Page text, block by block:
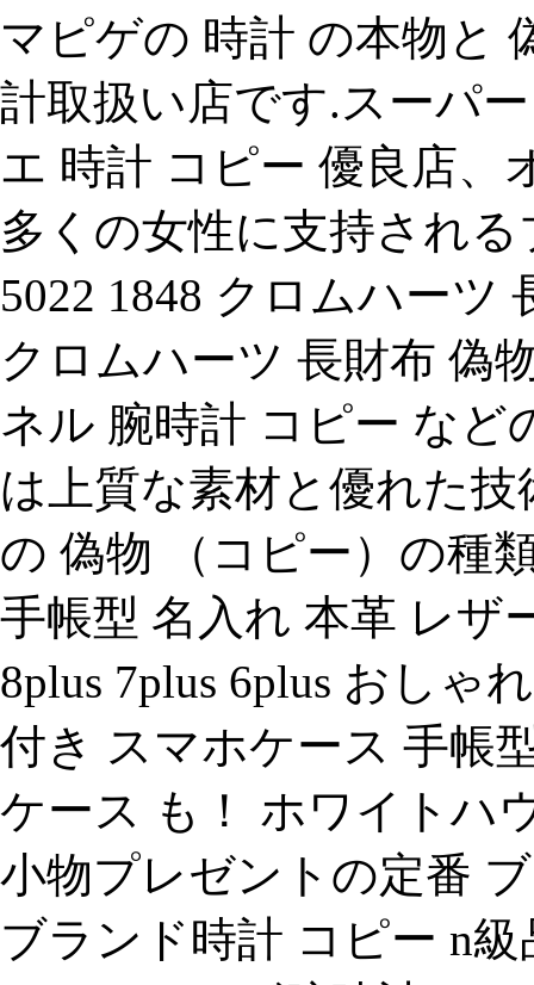
マピゲの 時計 の本物と
計取扱い店です.スーパ
エ 時計 コピー 優良店、
多くの女性に支持される
5022 1848 クロムハーツ
クロムハーツ 長財布 偽
ネル 腕時計 コピー など
は上質な素材と優れた
の 偽物 （コピー）の種
手帳型 名入れ 本革 レザ
8plus 7plus 6plus おしゃ
付き スマホケース 手帳
ケース も！ ホワイトハ
小物プレゼントの定番
ブランド時計 コピー n